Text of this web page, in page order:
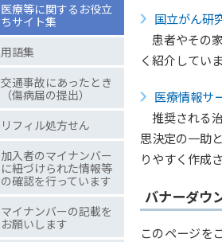
国立がん研
患者やその
く紹介してい
医療情報サ
推奨される
思決定の一助
りやすく作成
バナーダウ
このページを
医療等に関するお役立
ちサイト集
用語集
交通事故にあったとき
（傷病届の提出）
リフィル処方せん
加入者のマイナンバー
に紐づけられた情報等
の確認を行っています
マイナンバーの記載を
お願いします